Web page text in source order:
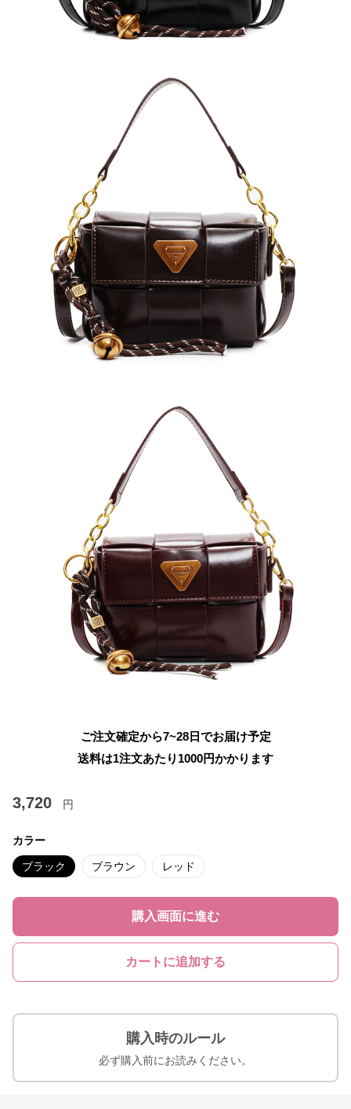
ご注文確定から7~28日でお届け予定
送料は1注文あたり 1000円かかります
3,720 円
カラー
ブラック ブラウン レッド
購入画面に進む
カートに追加する
購入時のルール
必ず購入前にお読みください。